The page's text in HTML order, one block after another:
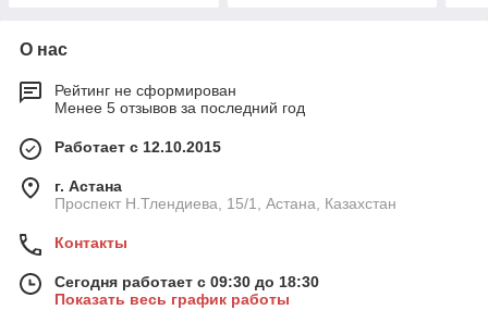
О нас
Рейтинг не сформирован
Менее 5 отзывов за последний год
Работает с 12.10.2015
г. Астана
Проспект Н.Тлендиева, 15/1, Астана, Казахстан
Контакты
Сегодня работает с 09:30 до 18:30
Показать весь график работы